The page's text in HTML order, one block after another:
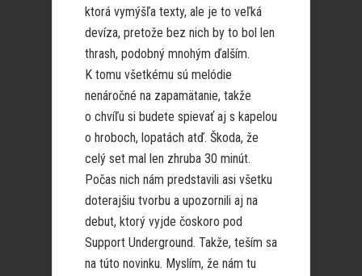
ktorá vymýšľa texty, ale je to veľká
devíza, pretože bez nich by to bol len
thrash, podobný mnohým ďalším.
K tomu všetkému sú melódie
nenáročné na zapamätanie, takže
o chvíľu si budete spievať aj s kapelou
o hroboch, lopatách atď. Škoda, že
celý set mal len zhruba 30 minút.
Počas nich nám predstavili asi všetku
doterajšiu tvorbu a upozornili aj na
debut, ktorý vyjde čoskoro pod
Support Underground. Takže, teším sa
na túto novinku. Myslím, že nám tu